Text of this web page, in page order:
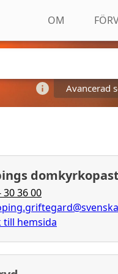
OM
Avancerad
30 36 00
till hemsida